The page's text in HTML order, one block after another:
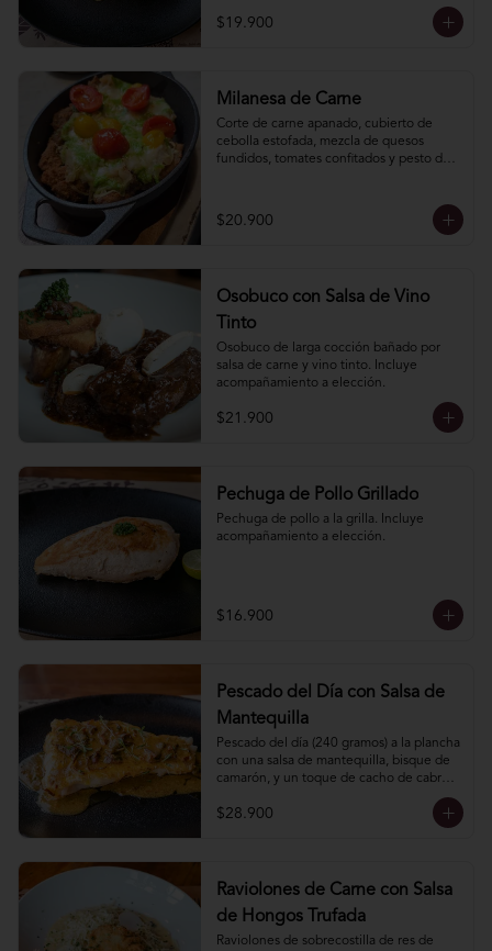
$19.900
Milanesa de Carne
Corte de carne apanado, cubierto de
cebolla estofada, mezcla de quesos
fundidos, tomates confitados y pesto de
$20.900
Osobuco con Salsa de Vino
Tinto
Osobuco de larga cocción bañado por
salsa de carne y vino tinto. Incluye
acompañamiento a elección.
$21.900
Pechuga de Pollo Grillado
Pechuga de pollo a la grilla. Incluye
acompañamiento a elección.
$16.900
Pescado del Día con Salsa de
Mantequilla
Pescado del dí­a (240 gramos) a la plancha
con una salsa de mantequilla, bisque de
camarón, y un toque de cacho de cabra.
$28.900
Raviolones de Carne con Salsa
de Hongos Trufada
Raviolones de sobrecostilla de res de